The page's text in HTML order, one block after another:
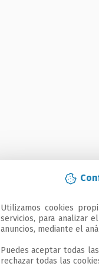
Utilizamos cookies
servicios, para analizar
anuncios, mediante el
Puedes aceptar todas
rechazar todas las